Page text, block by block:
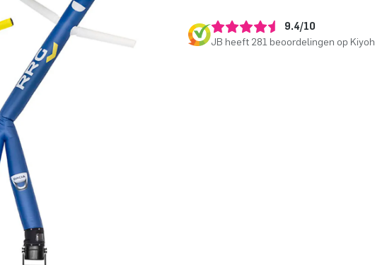
9.4/10
JB heeft 281 beoordelingen op Kiyoh